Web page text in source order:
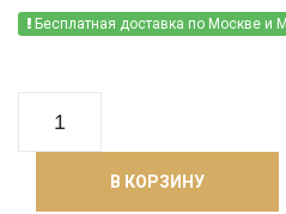
Бесплатная доставка по Москве и
В КОРЗИНУ